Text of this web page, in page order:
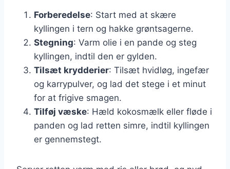
Forberedelse: Start med at skære
kyllingen i tern og hakke grøntsagerne.
Stegning: Varm olie i en pande og steg
kyllingen, indtil den er gylden.
Tilsæt krydderier: Tilsæt hvidløg, ingefær
og karrypulver, og lad det stege i et minut
for at frigive smagen.
Tilføj væske: Hæld kokosmælk eller fløde i
panden og lad retten simre, indtil kyllingen
er gennemstegt.